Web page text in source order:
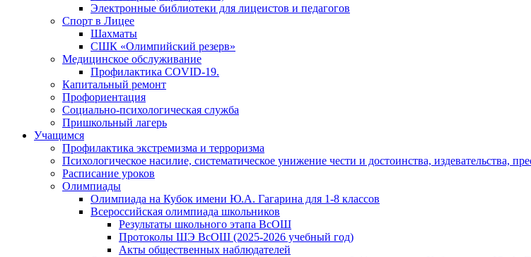
Электронные библиотеки для лицеистов и педагогов
Спорт в Лицее
Шахматы
СШК «Олимпийский резерв»
Медицинское обслуживание
Профилактика COVID-19.
Капитальный ремонт
Профориентация
Социально-психологическая служба
Пришкольный лагерь
Учащимся
Профилактика экстремизма и терроризма
Психологическое насилие, систематическое унижение чести и достоинства, издевательства,
Расписание уроков
Олимпиады
Олимпиада на Кубок имени Ю.А. Гагарина для 1-8 классов
Всероссийская олимпиада школьников
Результаты школьного этапа ВсОШ
Протоколы ШЭ ВсОШ (2025-2026 учебный год)
Акты общественных наблюдателей